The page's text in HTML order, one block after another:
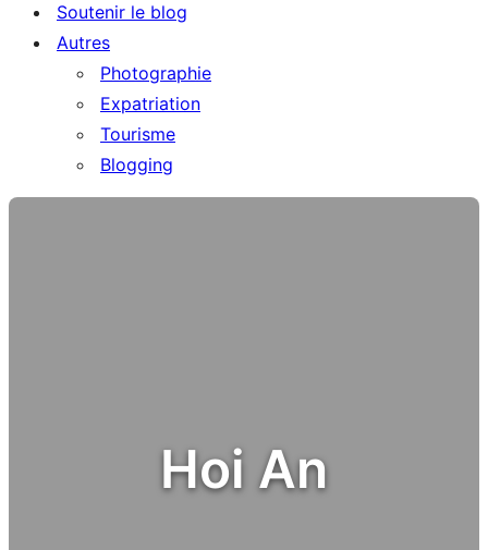
Soutenir le blog
Autres
Photographie
Expatriation
Tourisme
Blogging
Hoi An